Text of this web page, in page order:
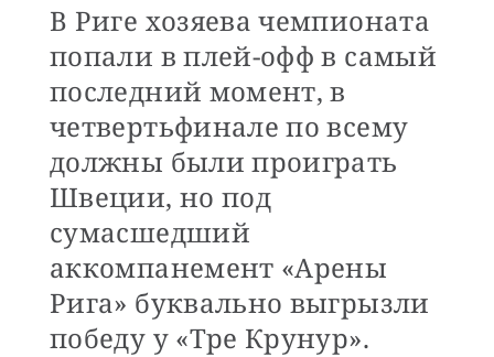
В Риге хозяева чемпионата
попали в плей-офф в самый
последний момент, в
четвертьфинале по всему
должны были проиграть
Швеции, но под
сумасшедший
аккомпанемент «Арены
Рига» буквально выгрызли
победу у «Тре Крунур».